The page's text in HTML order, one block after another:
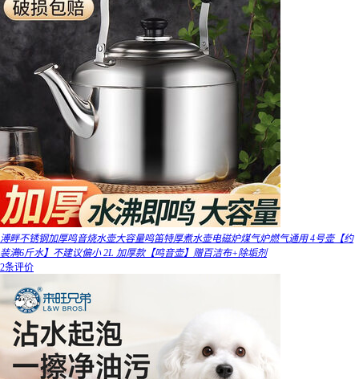
溥畔不锈钢加厚鸣音烧水壶大容量鸣笛特厚煮水壶电磁炉煤气炉燃气通用 4号壶【约
装满6斤水】不建议偏小 2L 加厚款【鸣音壶】赠百洁布+除垢剂
2条评价